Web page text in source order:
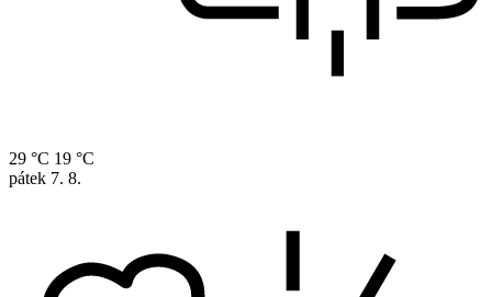
29 °C 19 °C
pátek 7. 8.